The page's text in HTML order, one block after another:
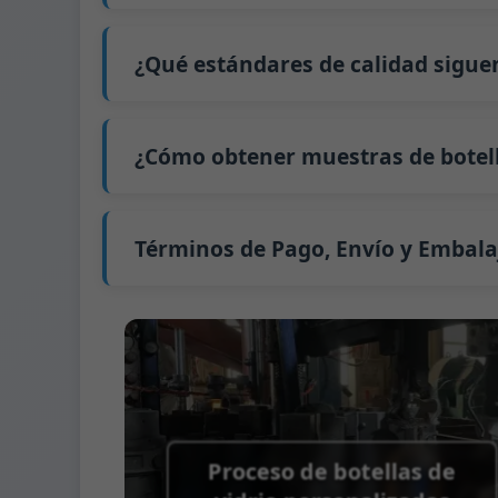
extiende a 45 días.
El envío desde China tarda
¿Qué estándares de calidad
GB4806.5一2016 <Estándar Nacional de
(CE) No. 1935/2004 Migración de metales
¿Cómo obtener muestras de
Normalmente enviamos muestras a
Términos de Pago, Envío y
Métodos de pago admitidos para los
Término de envío:
EXW, FOB, CFR, CIF
Términos de embalaje:
Palés + Divisores,
Proceso de botellas de